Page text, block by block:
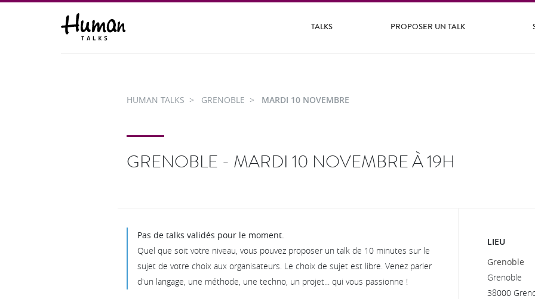
TALKS PROPOSER UN TALK
HUMAN TALKS GRENOBLE MARDI 10 NOVEMBRE
GRENOBLE - MARDI 10 NOVEMBRE À 19H
Pas de talks validés pour le moment.
Quel que soit votre niveau, vous pouvez proposer un talk de 10 minutes sur le
sujet de votre choix aux organisateurs. Le choix de sujet est libre. Venez parler
d'un langage, une méthode, une techno, un projet... qui vous passionne !
LIEU
Grenoble
Grenoble
38000